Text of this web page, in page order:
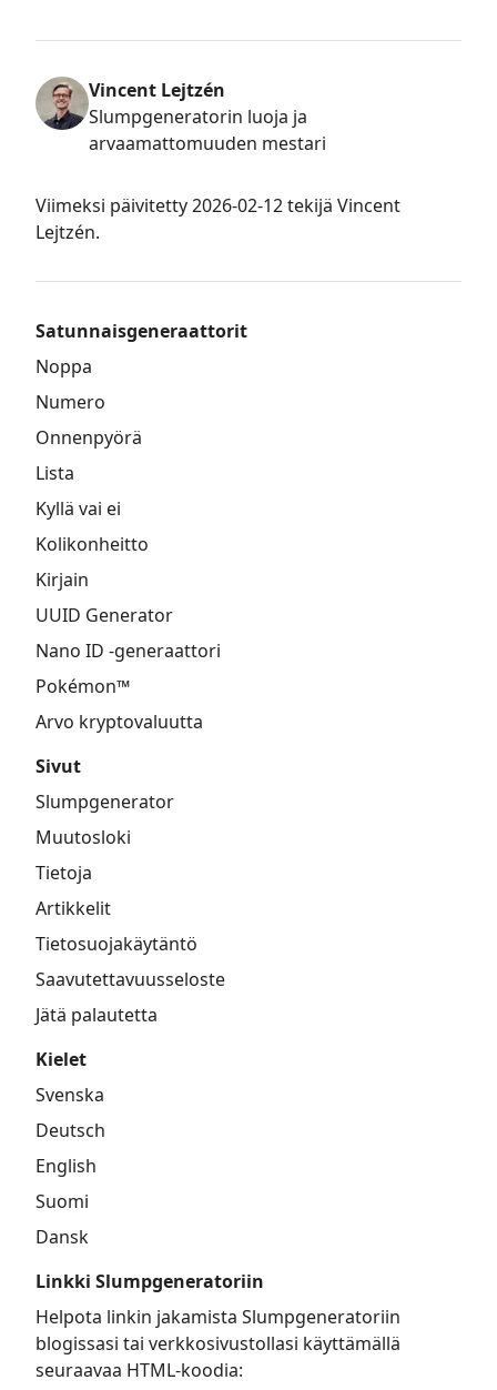
Vincent Lejtzén
Slumpgeneratorin luoja ja
arvaamattomuuden mestari
Viimeksi päivitetty2026-02-12tekijä Vincent
Lejtzén.
Satunnaisgeneraattorit
Noppa
Numero
Onnenpyörä
Lista
Kyllä vai ei
Kolikonheitto
Kirjain
UUID Generator
Nano ID -generaattori
Pokémon™
Arvo kryptovaluutta
Sivut
Slumpgenerator
Muutosloki
Tietoja
Artikkelit
Tietosuojakäytäntö
Saavutettavuusseloste
Jätä palautetta
Kielet
Svenska
Deutsch
English
Suomi
Dansk
Linkki Slumpgeneratoriin
Helpota linkin jakamista Slumpgeneratoriin
blogissasi tai verkkosivustollasi käyttämällä
seuraavaa HTML-koodia: